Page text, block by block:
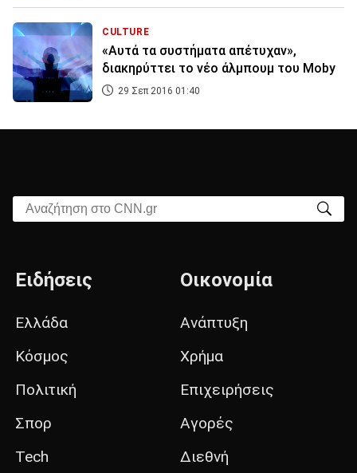
CULTURE
«Αυτά τα συστήματα απέτυχαν»,
διακηρύττει το νέο άλμπουμ του Moby
29 Σεπ 2016 01:40
Αναζήτηση στο CNN.gr
Ειδήσεις
Ελλάδα
Κόσμος
Πολιτική
Σπορ
Tech
Οικονομία
Ανάπτυξη
Χρήμα
Επιχειρήσεις
Αγορές
Διεθνή